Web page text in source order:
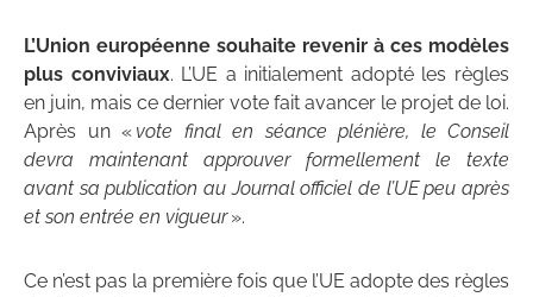
L’Union européenne souhaite revenir à ces modèles
plus conviviaux. L’UE a initialement adopté les règles
en juin, mais ce dernier vote fait avancer le projet de loi.
Après un « vote final en séance plénière, le Conseil
devra maintenant approuver formellement le texte
avant sa publication au Journal officiel de l’UE peu après
et son entrée en vigueur».
Ce n’est pas la première fois que l’UE adopte des règles